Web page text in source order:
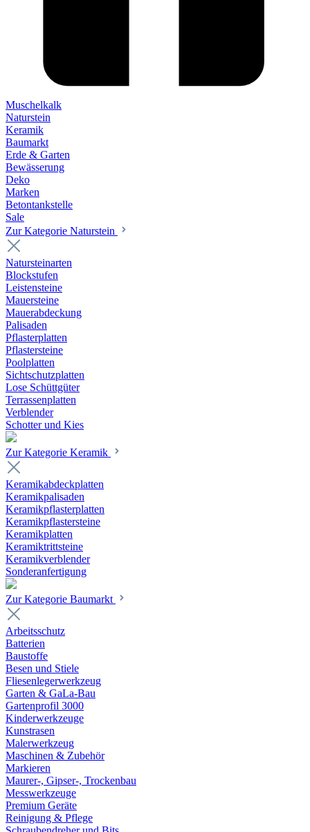
Muschelkalk
Naturstein
Keramik
Baumarkt
Erde & Garten
Bewässerung
Deko
Marken
Betontankstelle
Sale
Zur Kategorie Naturstein
Natursteinarten
Blockstufen
Leistensteine
Mauersteine
Mauerabdeckung
Palisaden
Pflasterplatten
Pflastersteine
Poolplatten
Sichtschutzplatten
Lose Schüttgüter
Terrassenplatten
Verblender
Schotter und Kies
Zur Kategorie Keramik
Keramikabdeckplatten
Keramikpalisaden
Keramikpflasterplatten
Keramikpflastersteine
Keramikplatten
Keramiktrittsteine
Keramikverblender
Sonderanfertigung
Zur Kategorie Baumarkt
Arbeitsschutz
Batterien
Baustoffe
Besen und Stiele
Fliesenlegerwerkzeug
Garten & GaLa-Bau
Gartenprofil 3000
Kinderwerkzeuge
Kunstrasen
Malerwerkzeug
Maschinen & Zubehör
Markieren
Maurer-, Gipser-, Trockenbau
Messwerkzeuge
Premium Geräte
Reinigung & Pflege